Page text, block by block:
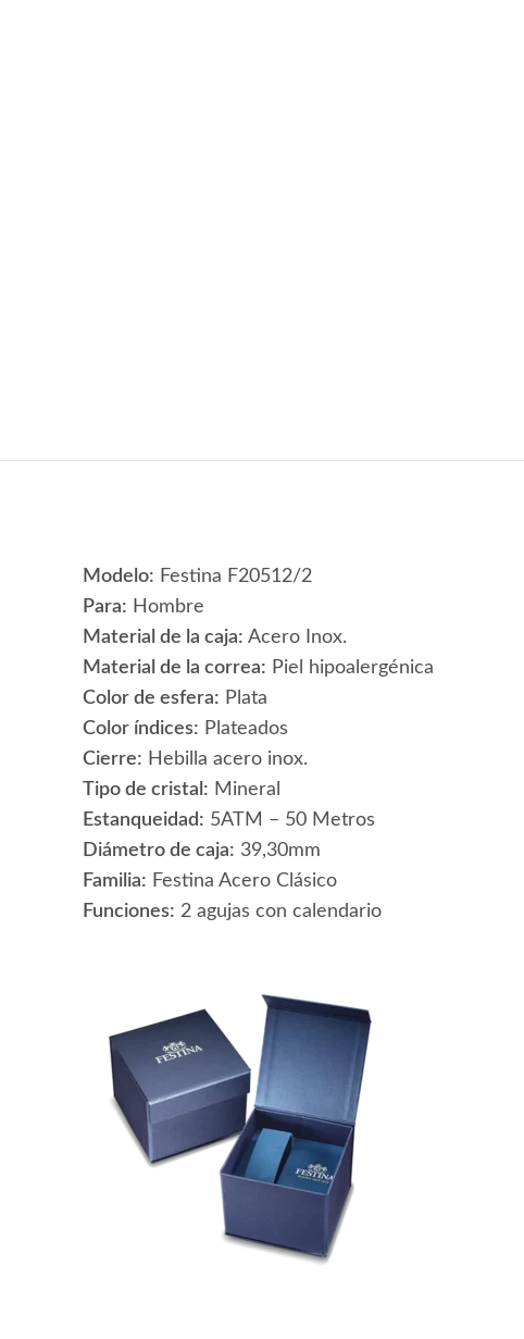
Modelo: Festina F20512/2
Para: Hombre
Material de la caja: Acero Inox.
Material de la correa: Piel hipoalergénica
Color de esfera: Plata
Color índices: Plateados
Cierre: Hebilla acero inox.
Tipo de cristal: Mineral
Estanqueidad: 5ATM – 50 Metros
Diámetro de caja: 39,30mm
Familia: Festina Acero Clásico
Funciones: 2 agujas con calendario